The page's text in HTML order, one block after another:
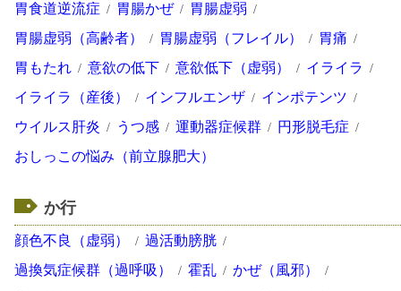
胃食道逆流症
胃腸かぜ
胃腸虚弱
胃腸虚弱（高齢者）
胃腸虚弱（フレイル）
胃痛
胃もたれ
意欲の低下 意欲低下（虚弱）
イライラ
イライラ（産後）
インフルエンザ
インポテンツ
ウイルス肝炎
うつ感 運動器症候群
円形脱毛症
おしっこの悩み（前立腺肥大）
か行
顔色不良（虚弱）
過活動膀胱
過換気症候群（過呼吸）
霍乱
かぜ（風邪）